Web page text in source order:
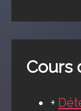
Cours
+